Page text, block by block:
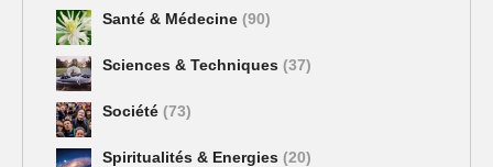
Santé & Médecine (90)
Sciences & Techniques (37)
Société (73)
Spiritualités & Energies (20)